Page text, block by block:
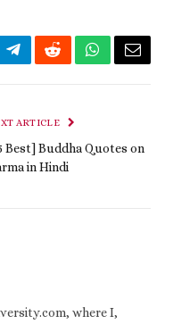
TelegramRedditWhatsApp
Email
ARTICLE
Best] Buddha Quotes on
in Hindi
where I,